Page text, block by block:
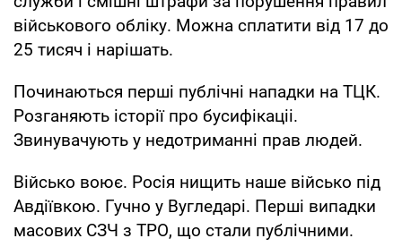
військового обліку. Можна сплатити від 17 до
25 тисяч і нарішать.
Починаються перші публічні нападки на ТЦК.
Розганяють історії про бусифікаціі.
Звинувачують у недотриманні прав людей.
Військо воює. Росія нищить наше військо під
Авдіївкою. Гучно у Вугледарі. Перші випадки
масових СЗЧ з ТРО, що стали публічними.